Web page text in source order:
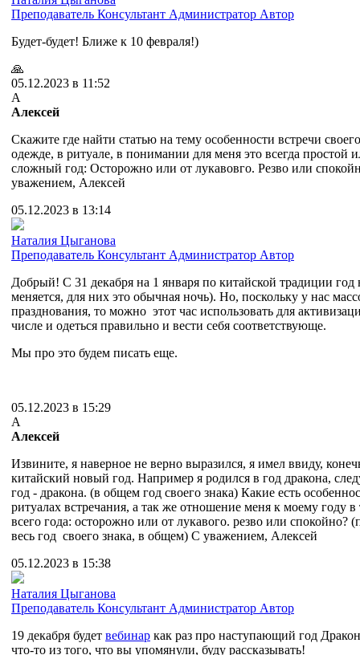
Преподаватель Консультант Администратор Автор
Будет-будет! Ближе к 10 февраля!)
🙏
05.12.2023 в 11:52
А
Алексей
Скажите где найти статью на тему особенности встречи
одежде, в ритуале, в понимании для меня это всегда простой
сложный год: Осторожно или от лукавовго. Резво или
уважением, Алексей
05.12.2023 в 13:14
Наталия Цыганова
Преподаватель Консультант Администратор Автор
Добрый! С 31 декабря на 1 января по китайской традиции год
меняется, для них это обычная ночь). Но, поскольку у нас
празднования, то можно этот час использовать для
числе и одеться правильно и вести себя соответствующе.
Мы про это будем писать еще.
05.12.2023 в 15:29
А
Алексей
Извините, я наверное не верно выразился, я имел ввиду,
китайский новый год. Например я родился в год дракона,
год - дракона. (в общем год своего знака) Какие есть
ритуалах встречания, а так же отношение меня к моему году в
всего года: осторожно или от лукавого. резво или спокойно?
весь год своего знака, в общем) С уважением, Алексей
05.12.2023 в 15:38
Наталия Цыганова
Преподаватель Консультант Администратор Автор
19 декабря будет вебинар как раз про наступающий год
что-то из того, что вы упомянули, буду рассказывать!